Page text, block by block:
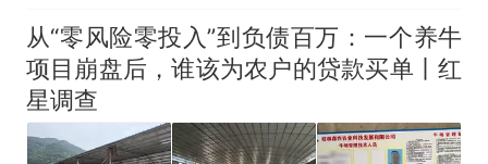
从“零风险零投入”到负债百万：一个养牛
项目崩盘后，谁该为农户的贷款买单丨红
星调查